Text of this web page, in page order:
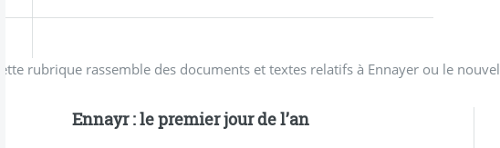
Cette rubrique rassemble des documents et textes relatifs à Ennayer ou le
Ennayr : le premier jour de l’an